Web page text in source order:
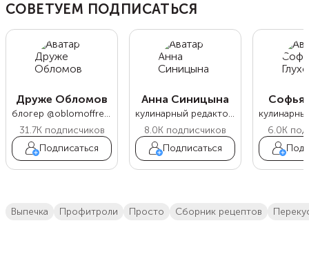
СОВЕТУЕМ ПОДПИСАТЬСЯ
Друже Обломов
блогер @oblomoffrecipe
31.7Kподписчиков
Подписаться
Анна Синицына
кулинарный редактор Food.ru
8.0K подписчиков
Подписаться
Софья
6.0K
выпечка профитроли просто сборник рецептов